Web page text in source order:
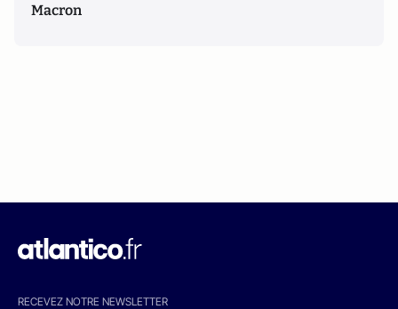
Macron
RECEVEZ NOTRE NEWSLETTER